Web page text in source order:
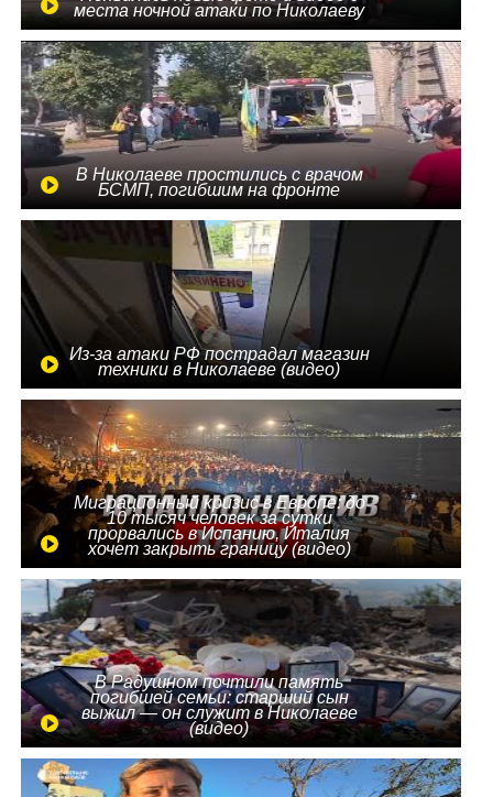
места ночной атаки по Николаеву
В Николаеве простились с врачом
БСМП, погибшим на фронте
Из-за атаки РФ пострадал магазин
техники в Николаеве (видео)
Миграционный кризис в Европе: до
10 тысяч человек за сутки
прорвались в Испанию, Италия
хочет закрыть границу (видео)
В Радушном почтили память
погибшей семьи: старший сын
выжил — он служит в Николаеве
(видео)